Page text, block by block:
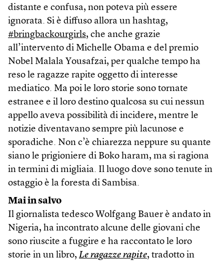
distante e confusa, non poteva più essere
ignorata. Si è diffuso allora un hashtag,
#bringbackourgirls, che anche grazie
all’intervento di Michelle Obama e del premio
Nobel Malala Yousafzai, per qualche tempo ha
reso le ragazze rapite oggetto di interesse
mediatico. Ma poi le loro storie sono tornate
estranee e il loro destino qualcosa su cui nessun
appello aveva possibilità di incidere, mentre le
notizie diventavano sempre più lacunose e
sporadiche. Non c’è chiarezza neppure su quante
siano le prigioniere di Boko haram, ma si ragiona
in termini di migliaia. Il luogo dove sono tenute in
ostaggio è la foresta di Sambisa.
Mai in salvo
Il giornalista tedesco Wolfgang Bauer è andato in
Nigeria, ha incontrato alcune delle giovani che
sono riuscite a fuggire e ha raccontato le loro
storie in un libro, Le ragazze rapite, tradotto in